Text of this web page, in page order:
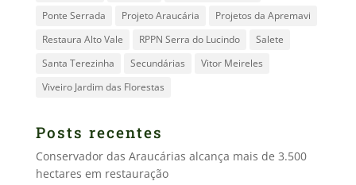
Ponte Serrada
Projeto Araucária
Projetos da Apremavi
Restaura Alto Vale
RPPN Serra do Lucindo
Salete
Santa Terezinha
Secundárias
Vitor Meireles
Viveiro Jardim das Florestas
Posts recentes
Conservador das Araucárias alcança mais de 3.500
hectares em restauração